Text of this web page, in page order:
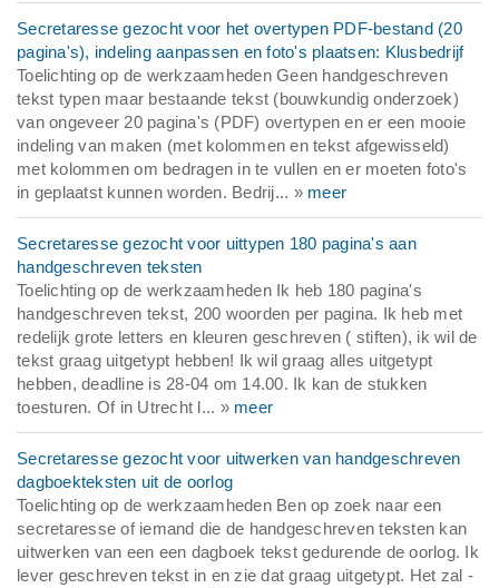
Secretaresse gezocht voor het overtypen PDF-bestand (20
pagina's), indeling aanpassen en foto's plaatsen: Klusbedrijf
Toelichting op de werkzaamheden Geen handgeschreven
tekst typen maar bestaande tekst (bouwkundig onderzoek)
van ongeveer 20 pagina's (PDF) overtypen en er een mooie
indeling van maken (met kolommen en tekst afgewisseld)
met kolommen om bedragen in te vullen en er moeten foto's
in geplaatst kunnen worden. Bedrij... » meer
Secretaresse gezocht voor uittypen 180 pagina's aan
handgeschreven teksten
Toelichting op de werkzaamheden Ik heb 180 pagina's
handgeschreven tekst, 200 woorden per pagina. Ik heb met
redelijk grote letters en kleuren geschreven ( stiften), ik wil de
tekst graag uitgetypt hebben! Ik wil graag alles uitgetypt
hebben, deadline is 28-04 om 14.00. Ik kan de stukken
toesturen. Of in Utrecht l... » meer
Secretaresse gezocht voor uitwerken van handgeschreven
dagboekteksten uit de oorlog
Toelichting op de werkzaamheden Ben op zoek naar een
secretaresse of iemand die de handgeschreven teksten kan
uitwerken van een een dagboek tekst gedurende de oorlog. Ik
lever geschreven tekst in en zie dat graag uitgetypt. Het zal -